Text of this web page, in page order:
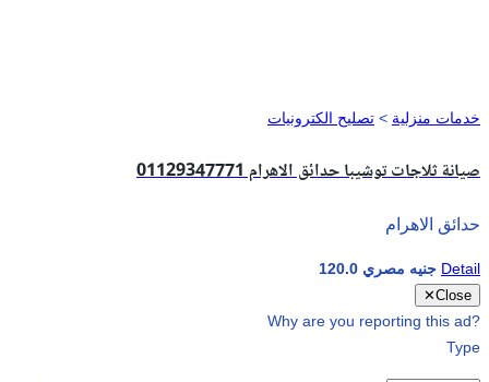
خدمات منزلية > تصليح الكترونيات
صيانة ثلاجات توشيبا حدائق الاهرام 01129347771
حدائق الاهرام
120.0 جنيه مصري Detail
✕Close
Why are you reporting this ad?
Type